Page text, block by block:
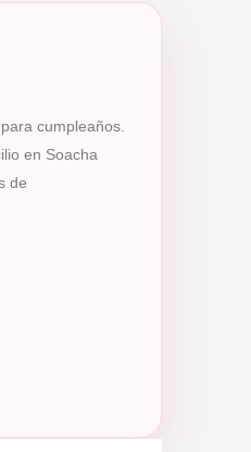
cumpleaños.
en Soacha
de